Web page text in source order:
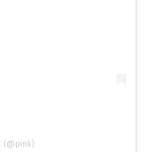
(@pink)